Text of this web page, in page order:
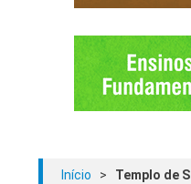
Início > Templo de